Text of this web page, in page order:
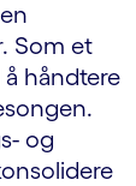
Som et
håndtere
og